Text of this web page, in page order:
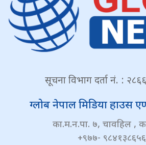
सूचना विभाग दर्ता नं. :
ग्लोब नेपाल मिडिया हाउस
का.म.न.पा. ७, चावहिल ,
+९७७-